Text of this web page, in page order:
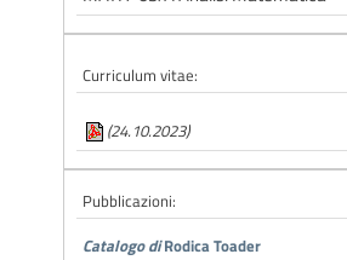
Curriculum vitae:
(24.10.2023)
Pubblicazioni:
Catalogo diRodica Toader